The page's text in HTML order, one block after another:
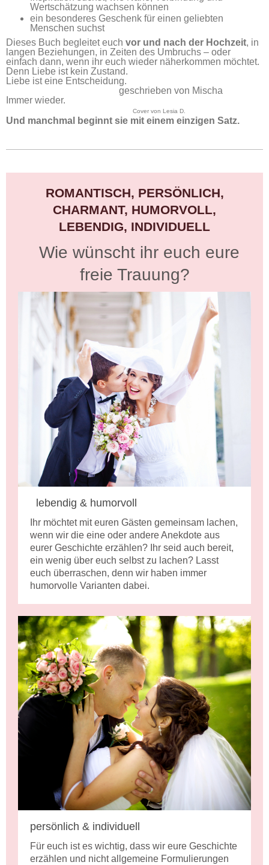
Wertschätzung wachsen können
ein besonderes Geschenk für einen geliebten
Menschen suchst
Dieses Buch begleitet euch vor und nach der Hochzeit, in
langen Beziehungen, in Zeiten des Umbruchs – oder
einfach dann, wenn ihr euch wieder näherkommen möchtet.
Denn Liebe ist kein Zustand.
Liebe ist eine Entscheidung.
geschrieben von Mischa
Immer wieder.
Cover von Lesia D.
Und manchmal beginnt sie mit einem einzigen Satz.
ROMANTISCH, PERSÖNLICH,
CHARMANT, HUMORVOLL,
LEBENDIG, INDIVIDUELL
Wie wünscht ihr euch eure
freie Trauung?
lebendig & humorvoll
Ihr möchtet mit euren Gästen gemeinsam lachen,
wenn wir die eine oder andere Anekdote aus
eurer Geschichte erzählen? Ihr seid auch bereit,
ein wenig über euch selbst zu lachen? Lasst
euch überraschen, denn wir haben immer
humorvolle Varianten dabei.
persönlich & individuell
Für euch ist es wichtig, dass wir eure Geschichte
erzählen und nicht allgemeine Formulierungen